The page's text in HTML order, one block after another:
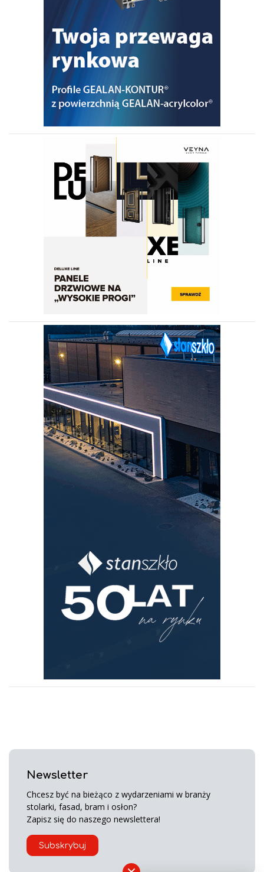
Newsletter
Chcesz być na bieżąco z wydarzeniami w branży
stolarki, fasad, bram i osłon?
Zapisz się do naszego newslettera!
Subskrybuj